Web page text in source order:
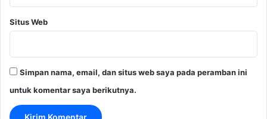
Situs Web
Simpan nama, email, dan situs web saya pada peramban ini
untuk komentar saya berikutnya.